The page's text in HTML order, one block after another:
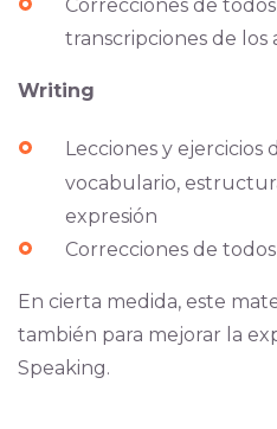
Correcciones de
transcripciones de los
Writing
Lecciones y ejercicios
vocabulario,
expresión
Correcciones de
En cierta medida, este
también para mejorar la
Speaking.